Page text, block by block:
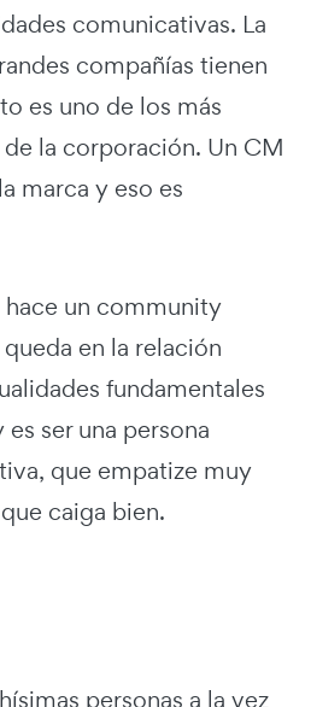
comunicativas. La
compañías tienen
es uno de los más
la corporación. Un CM
marca y eso es
un community
en la relación
fundamentales
ser una persona
que empatize muy
caiga bien.
personas a la vez